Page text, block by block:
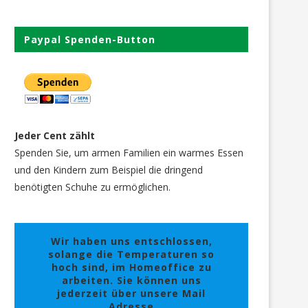
Paypal Spenden-Button
Jeder Cent zählt
Spenden Sie, um armen Familien ein warmes Essen
und den Kindern zum Beispiel die dringend
benötigten Schuhe zu ermöglichen.
Wir haben uns entschlossen,
solange die Temperaturen so
hoch sind, im Homeoffice zu
arbeiten. Sie können uns
jederzeit über unsere Mail